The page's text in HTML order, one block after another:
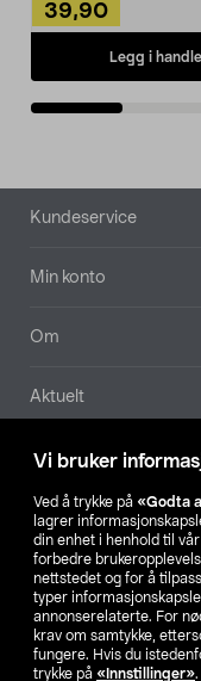
Vi bruker
Ved å trykke på «Godta
lagrer
din enhet i henhold til vår
forbedre
nettstedet og for å
typer
annonserelaterte. For
krav om samtykke,
fungere. Hvis du
trykke på «Innstillinger».
39,90
Legg i
Bunntekst
Kundeservice
Min konto
Om
Aktuelt
Våre selskaper